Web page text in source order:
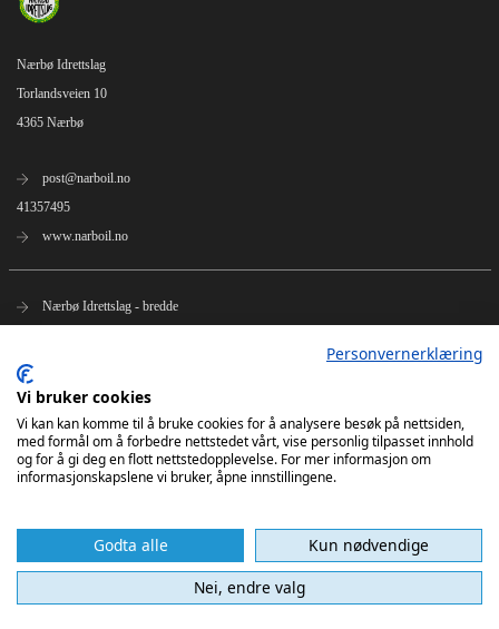
Nærbø Idrettslag
Torlandsveien 10
4365 Nærbø
post@narboil.no
41357495
www.narboil.no
Nærbø Idrettslag - bredde
Nærbø Herrer på Insta
Personvernerklæring
Vi bruker cookies
Vi kan kan komme til å bruke cookies for å analysere besøk på nettsiden,
med formål om å forbedre nettstedet vårt, vise personlig tilpasset innhold
og for å gi deg en flott nettstedopplevelse. For mer informasjon om
informasjonskapslene vi bruker, åpne innstillingene.
Godta alle
Kun nødvendige
Nei, endre valg